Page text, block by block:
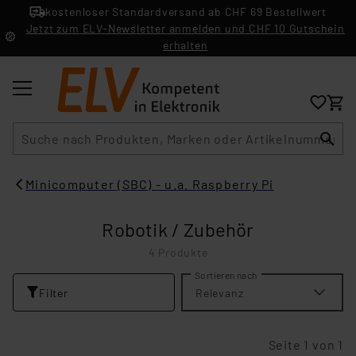
kostenloser Standardversand ab CHF 69 Bestellwert
Jetzt zum ELV-Newsletter anmelden und CHF 10 Gutschein
erhalten
Minicomputer (SBC) - u.a. Raspberry Pi
Robotik / Zubehör
4 Produkte
Filter
Sortieren nach
Relevanz
Seite 1 von 1